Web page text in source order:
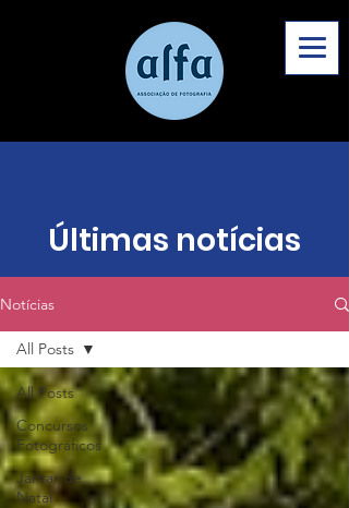
Últimas notícias
Notícias
All Posts
Concursos
Fotográficos
Jantar de
Natal
All Posts